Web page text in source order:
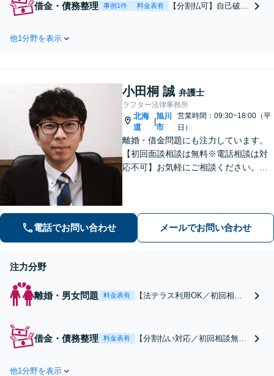
与・熟年離婚・ＤＶモ
せん。まずは一度ご相
談ください。
借金・債務整理 事例1件 料金表有
【分割払可】自己破産
バイスいたします。早
のない生活を目指して
いきましょう。
他1分野を表示
小田桐 誠 弁護士
ラフター法律事務所
北海
道
|
旭川
市
営業時間：09:30~18:00（平
日）
離婚・借金問題にも注力しています。
【初回面談相談は無料※電話相談は対
応不可】お気軽にご相談ください。解
電話でお問い合わせ メールでお問い合わせ
注力分野
離婚・男女問題 料金表有
【法テラス利用OK／初回相談
後のことまで最後までサポート
借金・債務整理 料金表有
【分割払い対応／初回相談無
他1分野を表示